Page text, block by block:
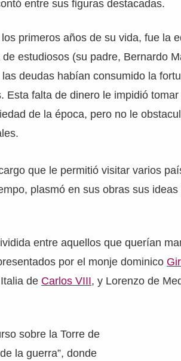
entre sus figuras destacadas.
primeros años de su vida, fue la
estudiosos (su padre, Bernardo
deudas habían consumido la
Esta falta de dinero le impidió
de la época, pero no le
que le permitió visitar varios
plasmó en sus obras sus
entre aquellos que querían
por el monje dominico
de Carlos VIII, y Lorenzo de
sobre la Torre de
la guerra”, donde